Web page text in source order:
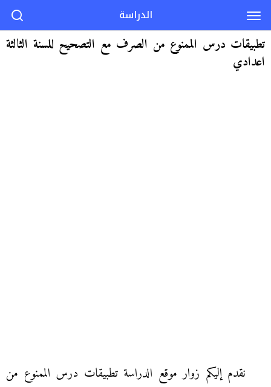
تطبيقات درس الممنوع من الصرف مع التصحيح للسنة الثالثة
اعدادي
نقدم إليكم زوار موقع الدراسة تطبيقات درس الممنوع من
الدراسة